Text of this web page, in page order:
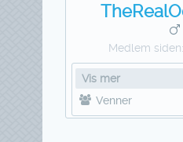
Medlem siden:
Vis mer
Venner